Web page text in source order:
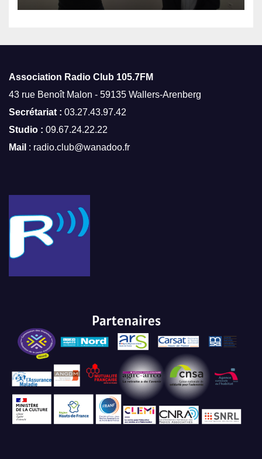
Association Radio Club 105.7FM
43 rue Benoît Malon - 59135 Wallers-Arenberg
Secrétariat : 03.27.43.97.42
Studio : 09.67.24.22.22
Mail : radio.club@wanadoo.fr